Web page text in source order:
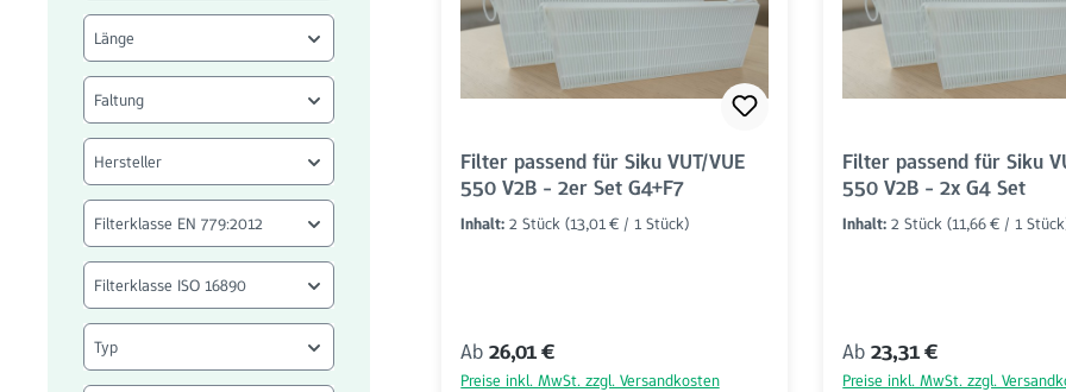
Länge
Faltung
Hersteller
Filterklasse EN 779:2012
Filterklasse ISO 16890
Typ
Filter passend für Siku VUT/VUE
550 V2B - 2er Set G4+F7
Inhalt: 2 Stück (13,01 € / 1 Stück)
Regulärer Preis:
Ab 26,01 €
Preise inkl. MwSt. zzgl. Versandkosten
Filter passend für Siku
550 V2B - 2x G4 Set
Inhalt: 2 Stück (11,66 € / 1
Regulärer Preis:
Ab 23,31 €
Preise inkl. MwSt. zzgl.